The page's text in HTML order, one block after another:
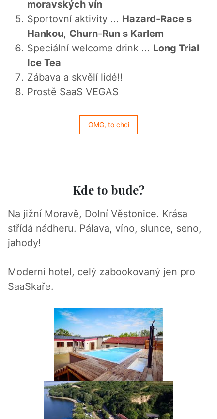
moravských vín
Sportovní aktivity ... Hazard-Race s
Hankou, Churn-Run s Karlem
Speciální welcome drink ... Long Trial
Ice Tea
Zábava a skvělí lidé!!
Prostě SaaS VEGAS
OMG, to chci
Kde to bude?
Na jižní Moravě, Dolní Věstonice. Krása
střídá nádheru. Pálava, víno, slunce, seno,
jahody!
Moderní hotel, celý zabookovaný jen pro
SaaSkaře.